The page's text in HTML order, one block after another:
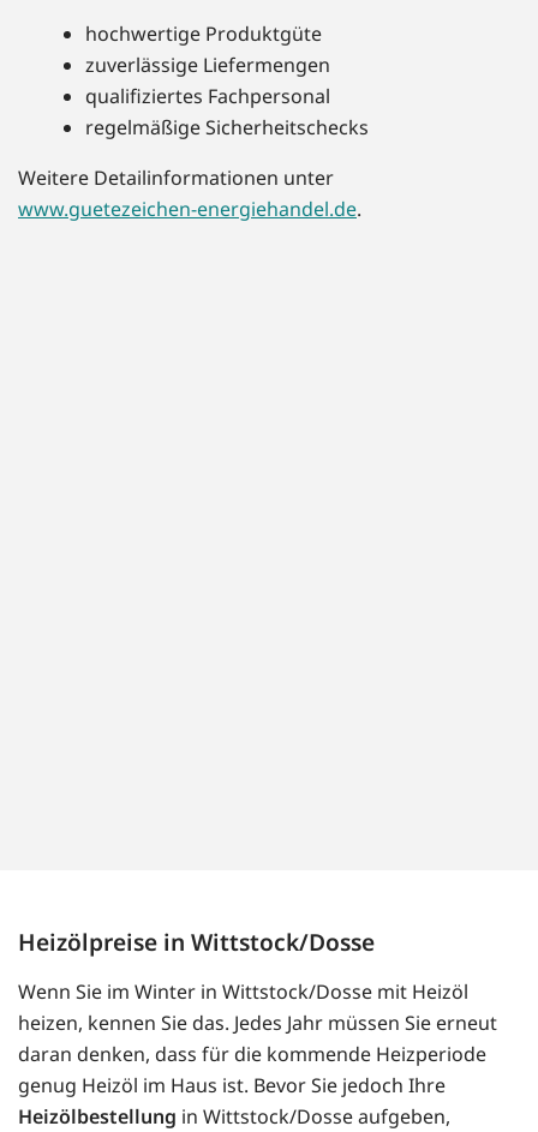
hochwertige Produktgüte
zuverlässige Liefermengen
qualifiziertes Fachpersonal
regelmäßige Sicherheitschecks
Weitere Detailinformationen unter
www.guetezeichen-energiehandel.de.
Heizölpreise in Wittstock/Dosse
Wenn Sie im Winter in Wittstock/Dosse mit Heizöl
heizen, kennen Sie das. Jedes Jahr müssen Sie erneut
daran denken, dass für die kommende Heizperiode
genug Heizöl im Haus ist. Bevor Sie jedoch Ihre
Heizölbestellung in Wittstock/Dosse aufgeben,